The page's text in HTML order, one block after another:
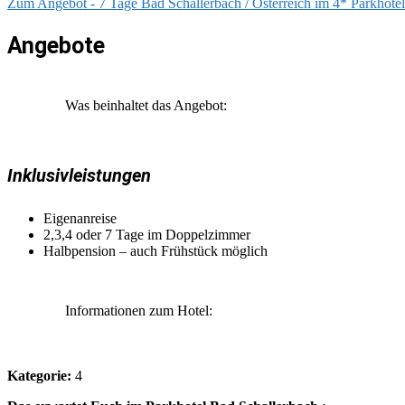
Zum Angebot - 7 Tage Bad Schallerbach / Österreich im 4*
Angebote
Was beinhaltet das Angebot:
Inklusivleistungen
Eigenanreise
2,3,4 oder 7 Tage im Doppelzimmer
Halbpension – auch Frühstück möglich
Informationen zum Hotel:
Kategorie: 4